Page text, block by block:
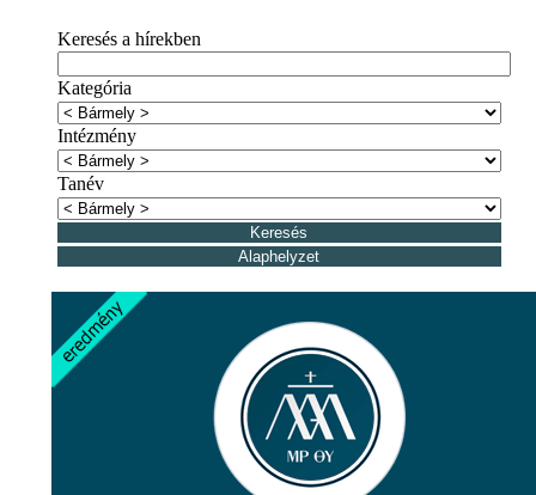
Keresés a hírekben
Kategória
Intézmény
Tanév